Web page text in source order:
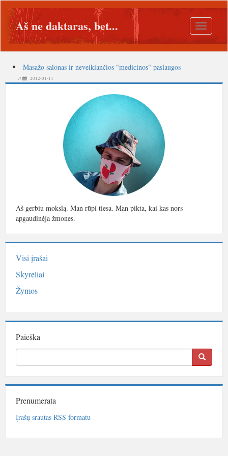
Toggle
Aš ne daktaras, bet...
Masažo salonas ir neveikiančios "medicinos" paslaugos
// 2012-01-11
Aš gerbiu mokslą. Man rūpi tiesa. Man pikta, kai kas nors
apgaudinėja žmones.
Visi įrašai
Skyreliai
Žymos
Paieška
Prenumerata
Įrašų srautas RSS formatu